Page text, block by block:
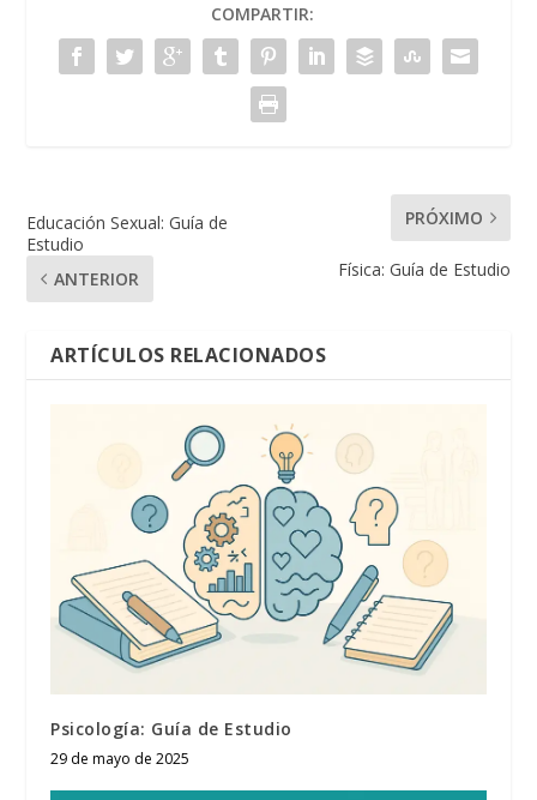
COMPARTIR:
Educación Sexual: Guía de
Estudio
ANTERIOR
PRÓXIMO
Física: Guía de Estudio
ARTÍCULOS RELACIONADOS
Psicología: Guía de Estudio
29 de mayo de 2025